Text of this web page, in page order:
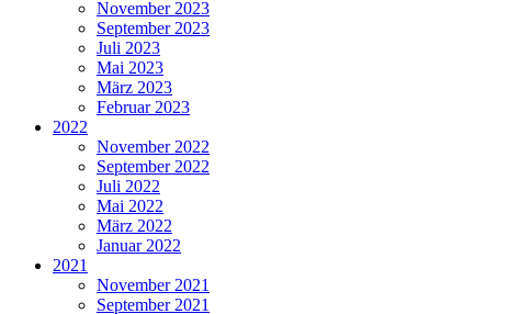
November 2023
September 2023
Juli 2023
Mai 2023
März 2023
Februar 2023
2022
November 2022
September 2022
Juli 2022
Mai 2022
März 2022
Januar 2022
2021
November 2021
September 2021